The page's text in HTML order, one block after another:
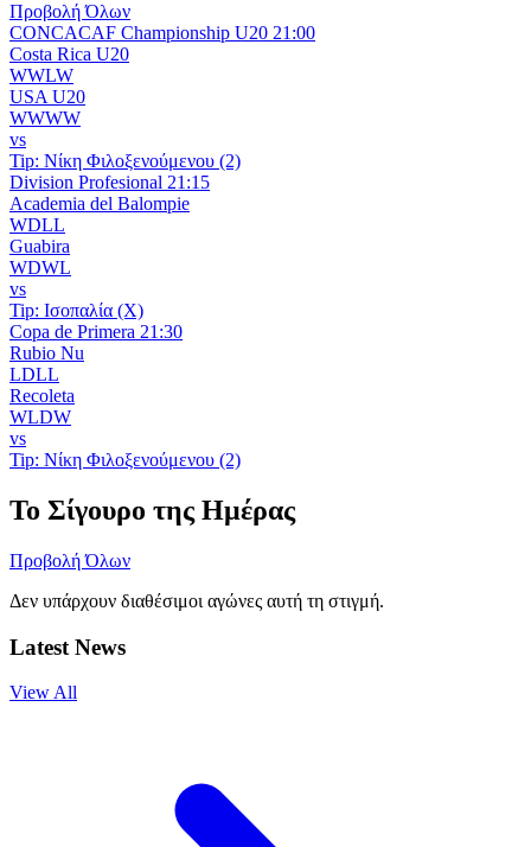
Προβολή Όλων
CONCACAF Championship U20 21:00
Costa Rica U20
WWLW
USA U20
WWWW
vs
Tip: Νίκη Φιλοξενούμενου (2)
Division Profesional 21:15
Academia del Balompie
WDLL
Guabira
WDWL
vs
Tip: Ισοπαλία (X)
Copa de Primera 21:30
Rubio Nu
LDLL
Recoleta
WLDW
vs
Tip: Νίκη Φιλοξενούμενου (2)
Το Σίγουρο της Ημέρας
Προβολή Όλων
Δεν υπάρχουν διαθέσιμοι αγώνες αυτή τη στιγμή.
Latest News
View All